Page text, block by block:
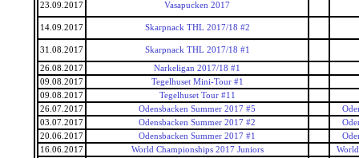
23.09.2017
Vasapucken 2017
14.09.2017 Skarpnack THL 2017/18 #2
31.08.2017 Skarpnack THL 2017/18 #1
26.08.2017
Narkeligan 2017/18 #1
09.08.2017
Tegelhuset Mini-Tour #1
09.08.2017
Tegelhuset Tour #11
26.07.2017
Odensbacken Summer 2017 #5
03.07.2017
Odensbacken Summer 2017 #2
20.06.2017
Odensbacken Summer 2017 #1
16.06.2017
World Championships 2017 Juniors